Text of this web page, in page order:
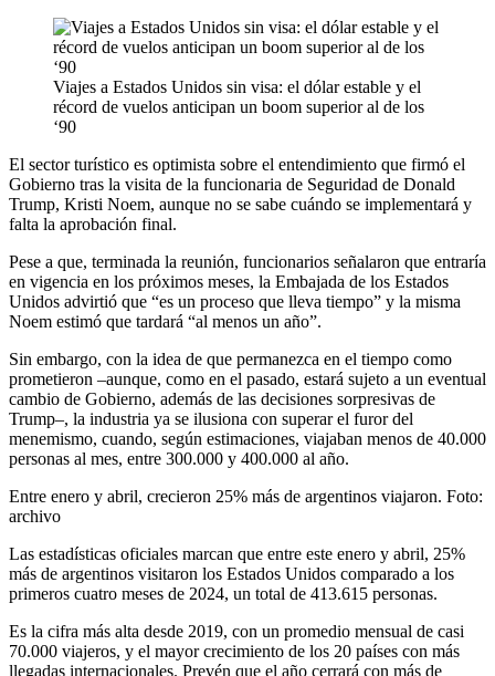
Viajes a Estados Unidos sin visa: el dólar estable y el
récord de vuelos anticipan un boom superior al de los
‘90
El sector turístico es optimista sobre el entendimiento que firmó el
Gobierno tras la visita de la funcionaria de Seguridad de Donald
Trump, Kristi Noem, aunque no se sabe cuándo se implementará y
falta la aprobación final.
Pese a que, terminada la reunión, funcionarios señalaron que entraría
en vigencia en los próximos meses, la Embajada de los Estados
Unidos advirtió que “es un proceso que lleva tiempo” y la misma
Noem estimó que tardará “al menos un año”.
Sin embargo, con la idea de que permanezca en el tiempo como
prometieron –aunque, como en el pasado, estará sujeto a un eventual
cambio de Gobierno, además de las decisiones sorpresivas de
Trump–, la industria ya se ilusiona con superar el furor del
menemismo, cuando, según estimaciones, viajaban menos de 40.000
personas al mes, entre 300.000 y 400.000 al año.
Entre enero y abril, crecieron 25% más de argentinos viajaron. Foto:
archivo
Las estadísticas oficiales marcan que entre este enero y abril, 25%
más de argentinos visitaron los Estados Unidos comparado a los
primeros cuatro meses de 2024, un total de 413.615 personas.
Es la cifra más alta desde 2019, con un promedio mensual de casi
70.000 viajeros, y el mayor crecimiento de los 20 países con más
llegadas internacionales. Prevén que el año cerrará con más de